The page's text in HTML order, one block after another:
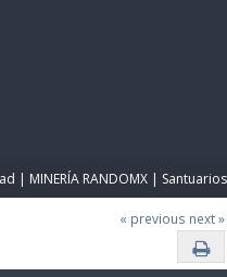
| MINERÍA RANDOMX | Santuarios
« previous next »